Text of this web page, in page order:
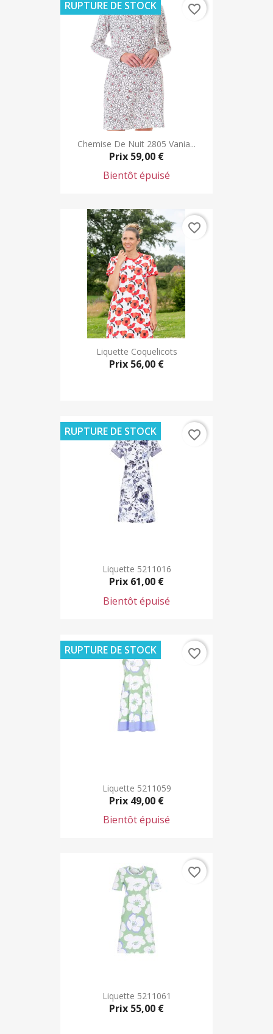
Chemise De Nuit 2805 Vania...
Prix 59,00 €
RUPTURE DE STOCK
Bientôt épuisé
favorite_border
Liquette Coquelicots
Prix 56,00 €
favorite_border
Liquette 5211016
Prix 61,00 €
RUPTURE DE STOCK
Bientôt épuisé
favorite_border
Liquette 5211059
Prix 49,00 €
RUPTURE DE STOCK
Bientôt épuisé
favorite_border
Liquette 5211061
Prix 55,00 €
favorite_border